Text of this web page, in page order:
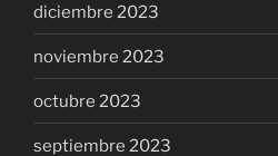
diciembre 2023
noviembre 2023
octubre 2023
septiembre 2023